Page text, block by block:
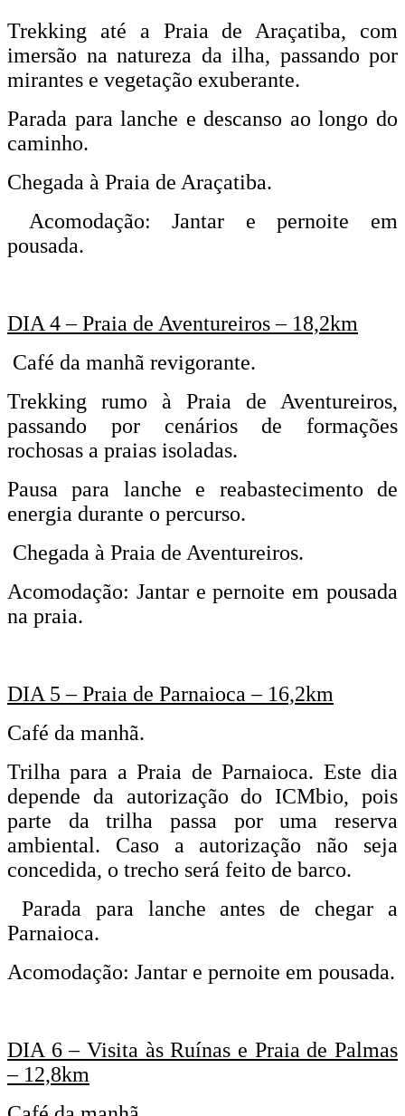
Trekking até a Praia de Araçatiba, com
imersão na natureza da ilha, passando por
mirantes e vegetação exuberante.
Parada para lanche e descanso ao longo do
caminho.
Chegada à Praia de Araçatiba.
Acomodação: Jantar e pernoite em
pousada.
DIA 4 – Praia de Aventureiros – 18,2km
Café da manhã revigorante.
Trekking rumo à Praia de Aventureiros,
passando por cenários de formações
rochosas a praias isoladas.
Pausa para lanche e reabastecimento de
energia durante o percurso.
Chegada à Praia de Aventureiros.
Acomodação: Jantar e pernoite em pousada
na praia.
DIA 5 – Praia de Parnaioca – 16,2km
Café da manhã.
Trilha para a Praia de Parnaioca. Este dia
depende da autorização do ICMbio, pois
parte da trilha passa por uma reserva
ambiental. Caso a autorização não seja
concedida, o trecho será feito de barco.
Parada para lanche antes de chegar a
Parnaioca.
Acomodação: Jantar e pernoite em pousada.
DIA 6 – Visita às Ruínas e Praia de Palmas
– 12,8km